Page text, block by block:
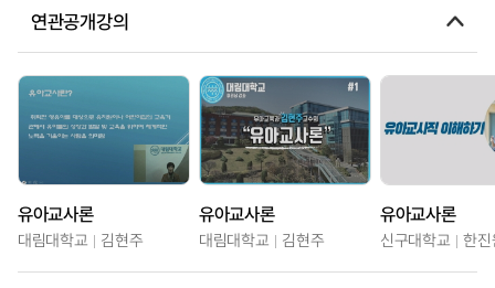
연관공개강의
유아교사론
대림대학교 김현주
유아교사론
대림대학교 김현주
유아교사론
신구대학교 한